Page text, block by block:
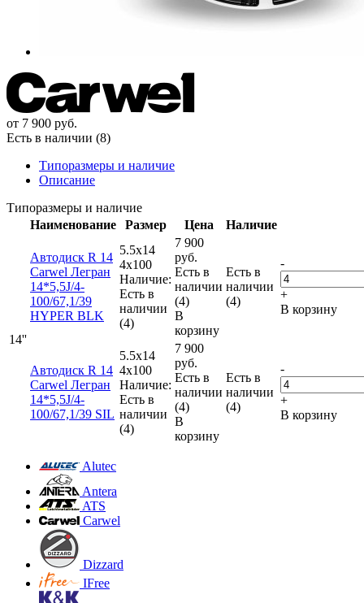
от 7 900 руб.
Есть в наличии (8)
Типоразмеры и наличие
Описание
Типоразмеры и наличие
Наименование
Размер Цена Наличие
14''
Автодиск R 14
Carwel Легран
14*5,5J/4-
100/67,1/39
HYPER BLK
5.5x14
4x100
Наличие:
Есть в
наличии
(4)
7 900
руб.
Есть в
наличии
(4)
В
корзину
Есть в
наличии
(4)
-
+
В корзину
Автодиск R 14
Carwel Легран
14*5,5J/4-
100/67,1/39 SIL
5.5x14
4x100
Наличие:
Есть в
наличии
(4)
7 900
руб.
Есть в
наличии
(4)
В
корзину
Есть в
наличии
(4)
-
+
В корзину
Alutec
Antera
ATS
Carwel
Dizzard
IFree